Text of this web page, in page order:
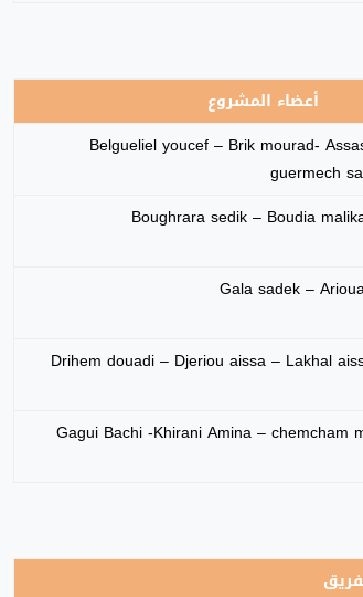
أعضاء المشروع
Belgueliel youcef – Brik mourad-
guermech
Boughrara sedik – Boudia
Gala sadek –
Drihem douadi – Djeriou aissa – Lakhal
Gagui Bachi -Khirani Amina – chemcham